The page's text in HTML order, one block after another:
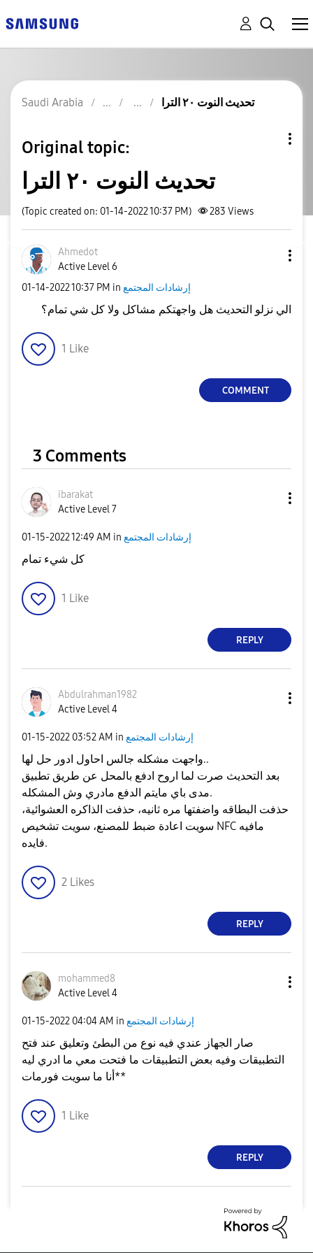
Saudi Arabia تحديث النوت ٢٠ الترا
Original topic:
تحديث النوت ٢٠ الترا
(Topic created on: 01-14-2022 10:37 PM) 283 Views
Ahmedot
Active Level 6
‎01-14-202210:37 PM in إرشادات المجتمع
الي نزلو التحديث هل واجهتكم مشاكل ولا كل شي تمام؟
1 Like
COMMENT
3 Comments
ibarakat
Active Level 7
‎01-15-202212:49 AM in إرشادات المجتمع
كل شيء تمام
1 Like
REPLY
Abdulrahman1982
Active Level 4
‎01-15-2022 03:52 AM in إرشادات المجتمع
واجهت مشكله جالس احاول ادور حل لها..
بعد التحديث صرت لما اروح ادفع بالمحل عن طريق تطبيق
مدى باي مايتم الدفع مادري وش المشكله.
حذفت البطاقه واضفتها مره ثانيه، حذفت الذاكره العشوائية،
سويت اعادة ضبط للمصنع، سويت تشخيص NFC مافيه
فايده.
2 Likes
REPLY
mohammed8
Active Level 4
‎01-15-2022 04:04 AM in إرشادات المجتمع
صار الجهاز عندي فيه نوع من البطئ وتعليق عند فتح
التطبيقات وفيه بعض التطبيقات ما فتحت معي ما ادري ليه
*أنا ما سويت فورمات*
1 Like
REPLY